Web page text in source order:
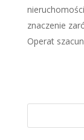
znaczenie
Operat